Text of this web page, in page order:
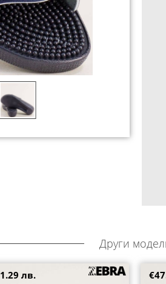
Други
сандали от естествена
лв.